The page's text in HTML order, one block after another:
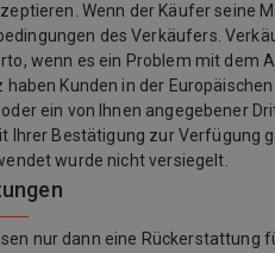
Wenn der Käufer seine
des Verkäufers.
wenn es ein Problem mit dem
haben Kunden in der
ein von Ihnen angegebener
Ihrer Bestätigung zur Verfügung
wurde nicht versiegelt.
nur dann eine Rückerstattung